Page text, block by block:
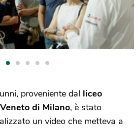
proveniente dal liceo
di Milano, è stato
un video che metteva a